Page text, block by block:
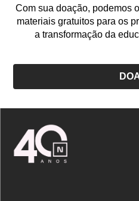
Com sua doação, podemos
materiais gratuitos para os
a transformação da